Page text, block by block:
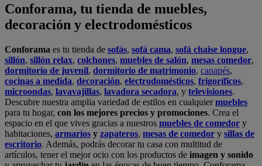
Conforama, tu tienda de muebles,
decoración y electrodomésticos
Conforama es tu tienda de sofás, sofá cama, sofá chaise longue,
sillón, sillón relax, colchones, muebles de salón, mesas comedor,
dormitorio de juvenil, dormitorio de matrimonio, canapés,
cocinas a medida, decoración, electrodomésticos, frigoríficos,
microondas, lavavajillas, lavadora secadora, y televisiones.
Descubre nuestra amplia variedad de estilos en cualquiermuebles
para tu hogar, con los mejores precios y promociones. Crea el
espacio en el que vives gracias a nuestros muebles de comedor y
habitaciones, armarios y zapateros, mesas de comedor y sillas de
escritorio. Además, podrás decorar tu casa con multitud de
artículos, tener el mejor ocio con los productos de imagen y sonido